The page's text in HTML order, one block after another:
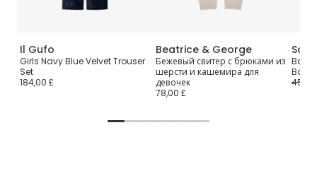
Il Gufo
Girls Navy Blue Velvet Trouser
Set
184,00 £
Beatrice & George
Бежевый свитер с брюками из
шерсти и кашемира для
девочек
78,00 £
Baby
45,00